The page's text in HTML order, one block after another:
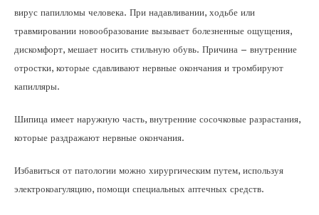
вирус папилломы человека. При надавливании, ходьбе или
травмировании новообразование вызывает болезненные ощущения,
дискомфорт, мешает носить стильную обувь. Причина – внутренние
отростки, которые сдавливают нервные окончания и тромбируют
капилляры.
Шипица имеет наружную часть, внутренние сосочковые разрастания,
которые раздражают нервные окончания.
Избавиться от патологии можно хирургическим путем, используя
электрокоагуляцию, помощи специальных аптечных средств.